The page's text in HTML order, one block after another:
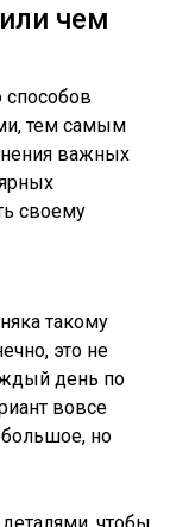
чем
тем самым
важных
своему
такому
это не
день по
вовсе
но